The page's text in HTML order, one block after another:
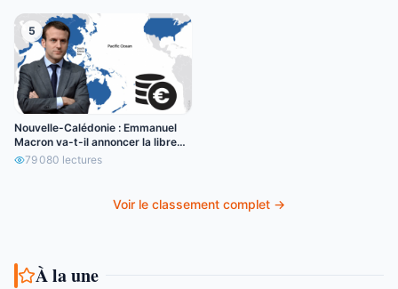
5
Nouvelle-Calédonie : Emmanuel
Macron va-t-il annoncer la libre
circulation de l’euro ?
79 080 lectures
Voir le classement complet →
À la une